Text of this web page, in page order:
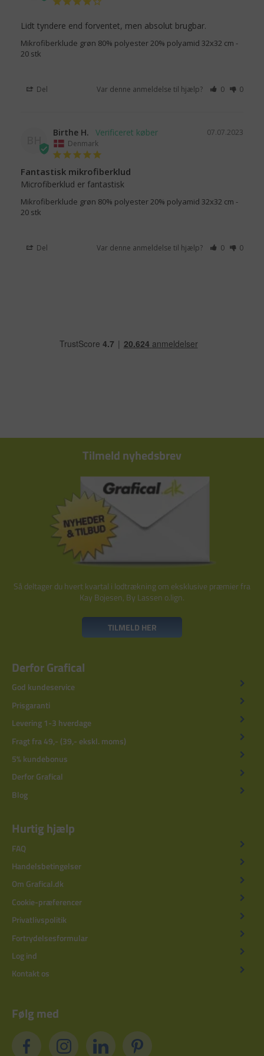
Lidt tyndere end forventet, men absolut brugbar.
Mikrofiberklude grøn 80% polyester 20% polyamid 32x32 cm -
20 stk
Del Var denne anmeldelse til hjælp? 0 0
07.07.2023
Birthe H.
Denmark
Fantastisk mikrofiberklud
Microfiberklud er fantastisk
Mikrofiberklude grøn 80% polyester 20% polyamid 32x32 cm -
20 stk
Del Var denne anmeldelse til hjælp? 0 0
Tilmeld nyhedsbrev
Så deltager du hvert kvartal i lodtrækning om eksklusive præmier fra
Kay Bojesen, By Lassen o.lign.
TILMELD HER
Derfor Grafical
God kundeservice
Prisgaranti
Levering 1-3 hverdage
Fragt fra 49,- (39,- ekskl. moms)
5% kundebonus
Derfor Grafical
Blog
Hurtig hjælp
FAQ
Handelsbetingelser
Om Grafical.dk
Cookie-præferencer
Privatlivspolitik
Fortrydelsesformular
Log ind
Kontakt os
Følg med